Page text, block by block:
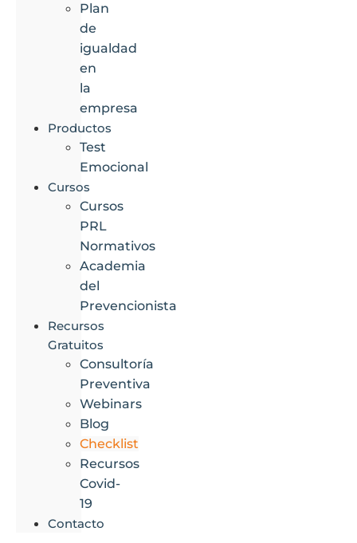
Plan
de
igualdad
en
la
empresa
Productos
Test
Emocional
Cursos
Cursos
PRL
Normativos
Academia
del
Prevencionista
Recursos
Gratuitos
Consultoría
Preventiva
Webinars
Blog
Checklist
Recursos
Covid-
19
Contacto